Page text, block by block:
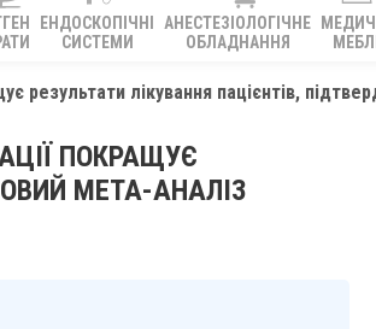
ЕНДОСКОПІЧНІ
СИСТЕМИ
АНЕСТЕЗІОЛОГІЧНЕ
ОБЛАДНАННЯ
МЕБЛІ
результати лікування пацієнтів,
ПОКРАЩУЄ
МЕТА-АНАЛІЗ